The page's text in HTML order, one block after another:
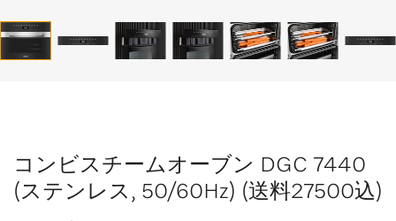
コンビスチームオーブン DGC 7440
(ステンレス, 50/60Hz) (送料27500込)